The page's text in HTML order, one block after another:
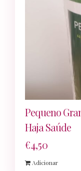
Pequeno
Haja Saúde
€4,50
Adicionar